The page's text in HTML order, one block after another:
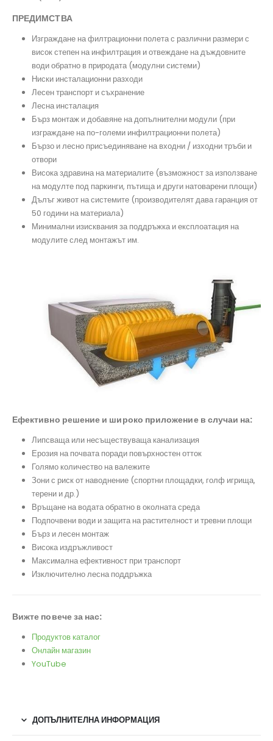
ПРЕДИМСТВА
Изграждане на филтрационни полета с различни размери с
висок степен на инфилтрация и отвеждане на дъждовните
води обратно в природата (модулни системи)
Ниски инсталационни разходи
Лесен транспорт и съхранение
Лесна инсталация
Бърз монтаж и добавяне на допълнителни модули (при
изграждане на по-големи инфилтрационни полета)
Бързо и лесно присъединяване на входни / изходни тръби и
отвори
Висока здравина на материалите (възможност за използване
на модулте под паркинги, пътища и други натоварени площи)
Дълъг живот на системите (производителят дава гаранция от
50 години на материала)
Минимални изисквания за поддръжка и експлоатация на
модулите след монтажът им.
Ефективно решение и широко приложение в случаи на:
Липсваща или несъществуваща канализация
Ерозия на почвата поради повърхностен отток
Голямо количество на валежите
Зони с риск от наводнение (спортни площадки, голф игрища,
терени и др.)
Връщане на водата обратно в околната среда
Подпочвени води и защита на растителност и тревни площи
Бърз и лесен монтаж
Висока издръжливост
Максимална ефективност при транспорт
Изключително лесна поддръжка
Вижте повече за нас:
Продуктов каталог
Онлайн магазин
YouTube
ДОПЪЛНИТЕЛНА ИНФОРМАЦИЯ